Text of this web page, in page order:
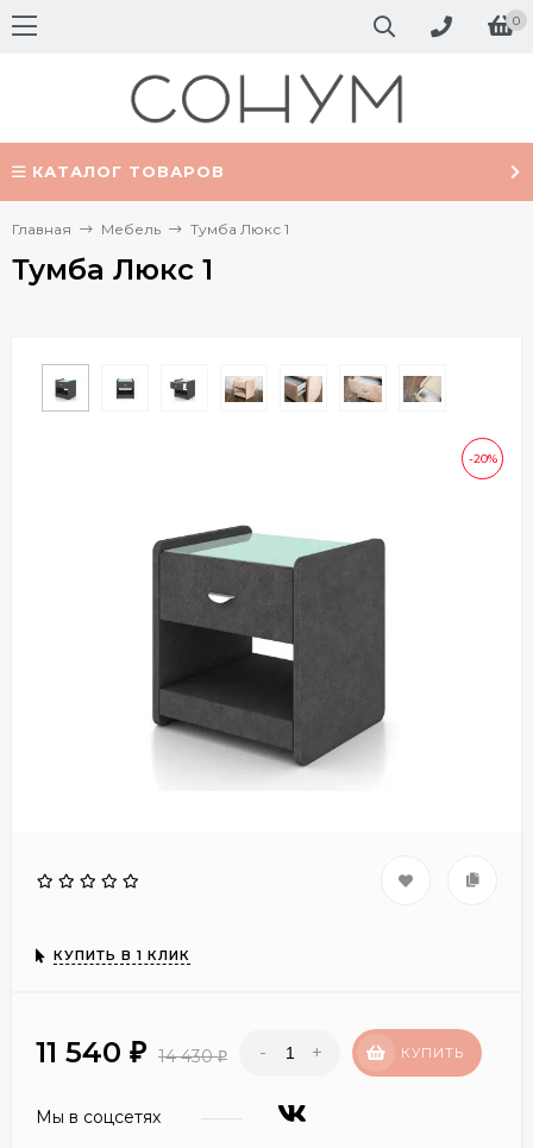
0
КАТАЛОГ ТОВАРОВ
Главная Мебель Тумба Люкс 1
Тумба Люкс 1
-20%
КУПИТЬ В 1 КЛИК
11 540 ₽ 14 430₽ - + КУПИТЬ
Мы в соцсетях